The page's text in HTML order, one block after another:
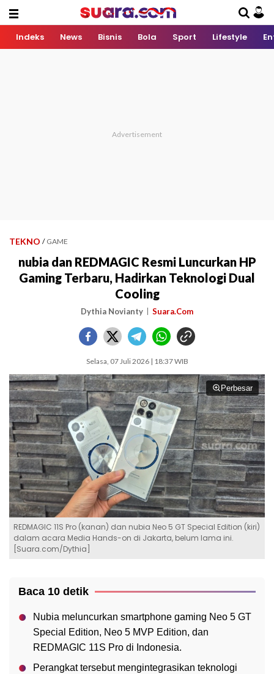
Indeks News Bisnis Bola Sport Lifestyle
TEKNO / GAME
nubia dan REDMAGIC Resmi Luncurkan HP
Gaming Terbaru, Hadirkan Teknologi Dual
Cooling
Dythia Novianty Suara.Com
Selasa, 07 Juli 2026 | 18:37 WIB
Perbesar
REDMAGIC 11S Pro (kanan) dan nubia Neo 5 GT Special Edition (kiri)
dalam acara Media Hands-on di Jakarta, belum lama ini.
[Suara.com/Dythia]
Baca 10 detik
Nubia meluncurkan smartphone gaming Neo 5 GT
Special Edition, Neo 5 MVP Edition, dan
REDMAGIC 11S Pro di Indonesia.
Perangkat tersebut mengintegrasikan teknologi